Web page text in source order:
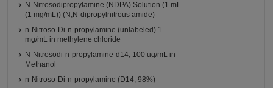
N-Nitrosodipropylamine (NDPA) Solution (1 mL
(1 mg/mL)) (N,N-dipropylnitrous amide)
n-Nitroso-Di-n-propylamine (unlabeled) 1
mg/mL in methylene chloride
N-Nitrosodi-n-propylamine-d14, 100 ug/mL in
Methanol
n-Nitroso-Di-n-propylamine (D14, 98%)